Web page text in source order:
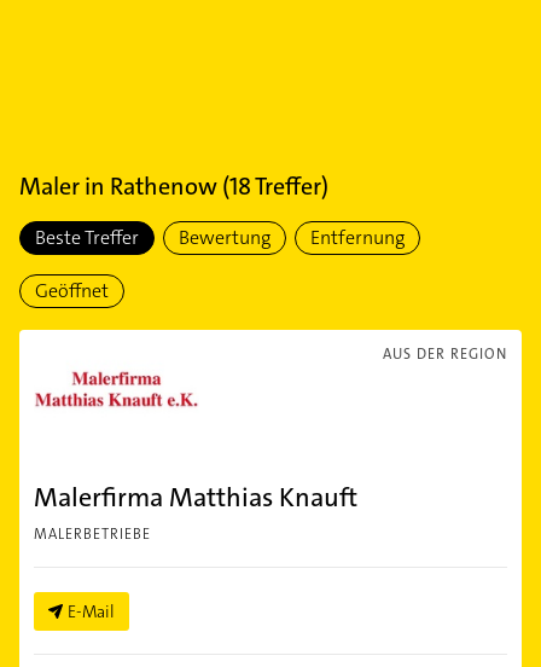
Malerin Rathenow(18Treffer)
Beste Treffer Bewertung Entfernung
Geöffnet
AUS DER REGION
Malerfirma Matthias Knauft
MALERBETRIEBE
E-Mail